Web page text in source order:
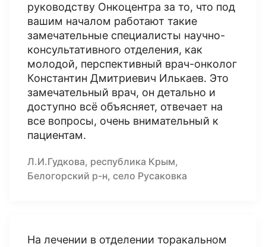
руководству Онкоцентра за то, что под
вашим началом работают такие
замечательные специалисты научно-
консультативного отделения, как
молодой, перспективный врач-онколог
Константин Дмитриевич Илькаев. Это
замечательный врач, он детально и
доступно всё объясняет, отвечает на
все вопросы, очень внимательный к
пациентам.
Л.И.Гудкова, республика Крым,
Белогорский р-н, село Русаковка
На лечении в отделении торакальном